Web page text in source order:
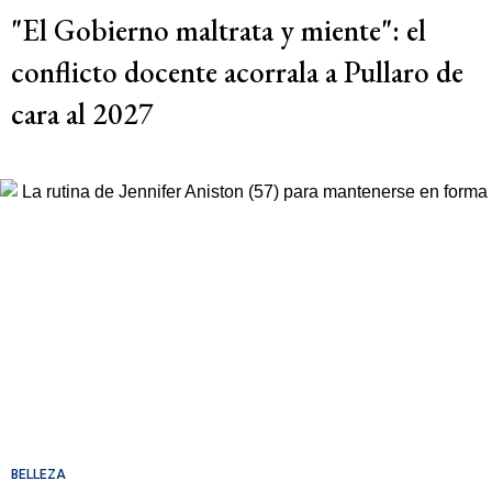
"El Gobierno maltrata y miente": el
conflicto docente acorrala a Pullaro de
cara al 2027
BELLEZA